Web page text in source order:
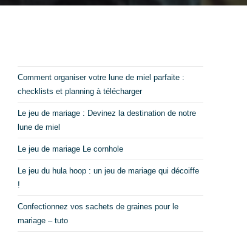
Comment organiser votre lune de miel parfaite :
checklists et planning à télécharger
Le jeu de mariage : Devinez la destination de notre
lune de miel
Le jeu de mariage Le cornhole
Le jeu du hula hoop : un jeu de mariage qui décoiffe
!
Confectionnez vos sachets de graines pour le
mariage – tuto